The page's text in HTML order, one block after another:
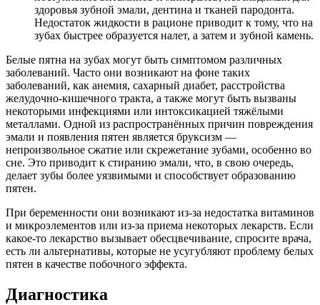
здоровья зубной эмали, дентина и тканей пародонта.
Недостаток жидкости в рационе приводит к тому, что на
зубах быстрее образуется налет, а затем и зубной камень.
Белые пятна на зубах могут быть симптомом различных
заболеваний. Часто они возникают на фоне таких
заболеваний, как анемия, сахарный диабет, расстройства
желудочно-кишечного тракта, а также могут быть вызваны
некоторыми инфекциями или интоксикацией тяжёлыми
металлами. Одной из распространённых причин повреждения
эмали и появления пятен является бруксизм —
непроизвольное сжатие или скрежетание зубами, особенно во
сне. Это приводит к стиранию эмали, что, в свою очередь,
делает зубы более уязвимыми и способствует образованию
пятен.
При беременности они возникают из-за недостатка витаминов
и микроэлементов или из-за приема некоторых лекарств. Если
какое-то лекарство вызывает обесцвечивание, спросите врача,
есть ли альтернативы, которые не усугубляют проблему белых
пятен в качестве побочного эффекта.
Диагностика